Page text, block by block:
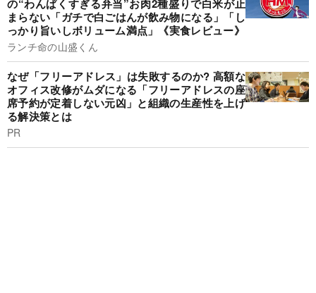
の“わんぱくすぎる弁当”お肉2種盛りで白米が止
まらない「ガチで白ごはんが飲み物になる」「し
っかり旨いしボリューム満点」《実食レビュー》
ランチ命の山盛くん
なぜ「フリーアドレス」は失敗するのか? 高額な
オフィス改修がムダになる「フリーアドレスの座
席予約が定着しない元凶」と組織の生産性を上げ
る解決策とは
PR